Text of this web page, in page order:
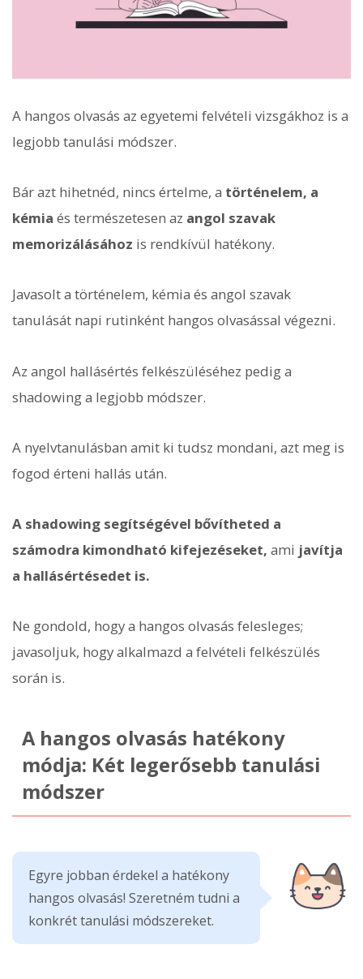
A hangos olvasás az egyetemi felvételi vizsgákhoz is a
legjobb tanulási módszer.
Bár azt hihetnéd, nincs értelme, a történelem, a
kémia és természetesen az angol szavak
memorizálásához is rendkívül hatékony.
Javasolt a történelem, kémia és angol szavak
tanulását napi rutinként hangos olvasással végezni.
Az angol hallásértés felkészüléséhez pedig a
shadowing a legjobb módszer.
A nyelvtanulásban amit ki tudsz mondani, azt meg is
fogod érteni hallás után.
A shadowing segítségével bővítheted a
számodra kimondható kifejezéseket, ami javítja
a hallásértésedet is.
Ne gondold, hogy a hangos olvasás felesleges;
javasoljuk, hogy alkalmazd a felvételi felkészülés
során is.
A hangos olvasás hatékony
módja: Két legerősebb tanulási
módszer
Egyre jobban érdekel a hatékony
hangos olvasás! Szeretném tudni a
konkrét tanulási módszereket.